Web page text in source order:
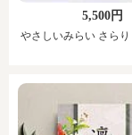
5,500円
やさしいみらい さらり